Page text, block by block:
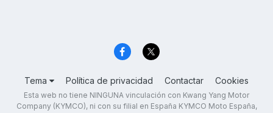
Tema Política de privacidad Contactar Cookies
Esta web no tiene NINGUNA vinculación con Kwang Yang Motor
Company (KYMCO), ni con su filial en España KYMCO Moto España,